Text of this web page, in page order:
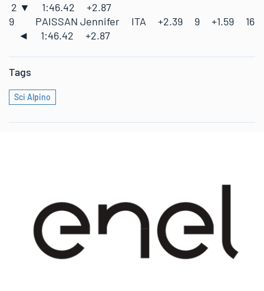
2 ▼ 1:46.42 +2.87
9 PAISSAN Jennifer ITA +2.39 9 +1.59 16
◄ 1:46.42 +2.87
Tags
Sci Alpino